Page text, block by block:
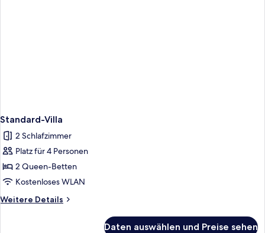
Standard-Villa
2 Schlafzimmer
Platz für 4 Personen
2 Queen-Betten
Kostenloses WLAN
Weitere Details
Weitere
Daten auswählen und Preise sehen